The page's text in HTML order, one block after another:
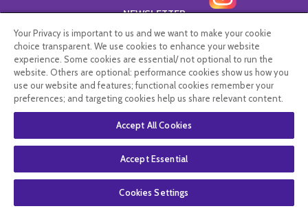
NEWSLETTER
Vous affirmez avoir pris connaissance de notrepolitique de
confidentialité. Vous disposez d'un droit d'accès, de rectification et
d'opposition.
Contacter le service client
Informations livraison
Paiements acceptés
Your Privacy is important to us and we want to make your cookie
choice transparent. We use cookies to enhance your website
experience. Some cookies are essential/ not optional to run the
website. Others are optional: performance cookies show us how you
use our website and features; functional cookies remember your
preferences; and targeting cookies help us share relevant content.
Accept All Cookies
Accept Essential
Cookies Settings